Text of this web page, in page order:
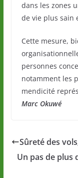
dans les zones
de vie plus sain
Cette mesure,
personnes
notamment les
mendicité
Marc Okuwé
Sûreté des
Un pas de plus